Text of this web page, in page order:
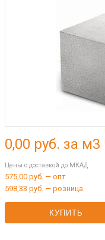
0,00 руб. за м3
Цены с доставкой до МКАД
575,00 руб. — опт
598,33 руб. — розница
КУПИТЬ